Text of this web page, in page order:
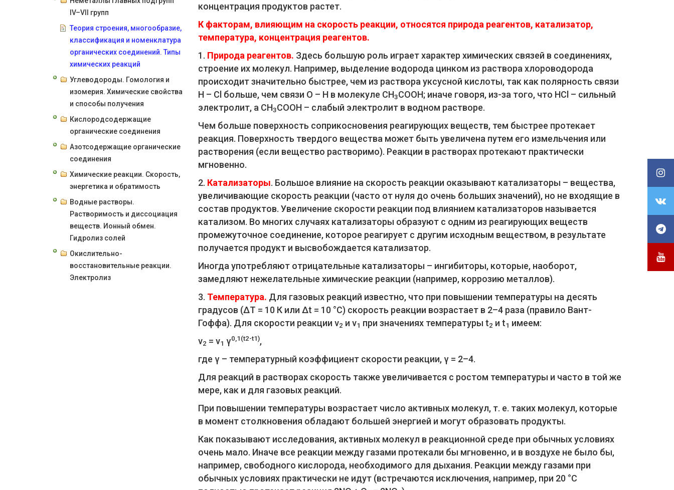
IV–VII групп
Теория строения, многообразие,
классификация и номенклатура
органических соединений. Типы
химических реакций
Углеводороды. Гомология и
изомерия. Химические свойства
и способы получения
Кислородсодержащие
органические соединения
Азотсодержащие органические
соединения
Химические реакции. Скорость,
энергетика и обратимость
Водные растворы.
Растворимость и диссоциация
веществ. Ионный обмен.
Гидролиз солей
Окислительно-
восстановительные реакции.
Электролиз
концентрация продуктов растет.
К факторам, влияющим на скорость реакции, относятся природа реагентов, катализатор,
температура, концентрация реагентов.
1. Природа реагентов. Здесь большую роль играет характер химических связей в соединениях,
строение их молекул. Например, выделение водорода цинком из раствора хлороводорода
происходит значительно быстрее, чем из раствора уксусной кислоты, так как полярность связи
Н – Cl больше, чем связи О – Н в молекуле СН3СООН; иначе говоря, из-за того, что НCl – сильный
электролит, а СН3СООН – слабый электролит в водном растворе.
Чем больше поверхность соприкосновения реагирующих веществ, тем быстрее протекает
реакция. Поверхность твердого вещества может быть увеличена путем его измельчения или
растворения (если вещество растворимо). Реакции в растворах протекают практически
мгновенно.
2. Катализаторы. Большое влияние на скорость реакции оказывают катализаторы – вещества,
увеличивающие скорость реакции (часто от нуля до очень больших значений), но не входящие в
состав продуктов. Увеличение скорости реакции под влиянием катализаторов называется
катализом. Во многих случаях катализаторы образуют с одним из реагирующих веществ
промежуточное соединение, которое реагирует с другим исходным веществом, в результате
получается продукт и высвобождается катализатор.
Иногда употребляют отрицательные катализаторы – ингибиторы, которые, наоборот,
замедляют нежелательные химические реакции (например, коррозию металлов).
3. Температура. Для газовых реакций известно, что при повышении температуры на десять
градусов (ΔТ = 10 К или Δt = 10 °C) скорость реакции возрастает в 2–4 раза (правило Вант-
Гоффа). Для скорости реакции ν2 и ν1 при значениях температуры t2 и t1 имеем:
ν2 = ν1 γ0,1(t2-t1),
где γ – температурный коэффициент скорости реакции, γ = 2–4.
Для реакций в растворах скорость также увеличивается с ростом температуры и часто в той же
мере, как и для газовых реакций.
При повышении температуры возрастает число активных молекул, т. е. таких молекул, которые
в момент столкновения обладают большей энергией и могут образовать продукты.
Как показывают исследования, активных молекул в реакционной среде при обычных условиях
очень мало. Иначе все реакции между газами протекали бы мгновенно, и в воздухе не было бы,
например, свободного кислорода, необходимого для дыхания. Реакции между газами при
обычных условиях практически не идут (встречаются исключения, например, при 20 °C